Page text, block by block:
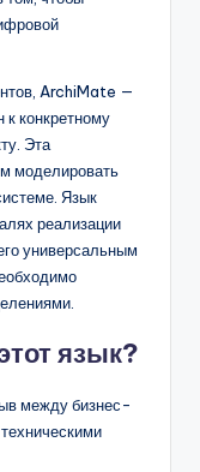
ArchiMate —
к конкретному
Эта
моделировать
Язык
реализации
универсальным
язык?
между бизнес-